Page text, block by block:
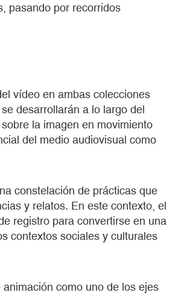
pasando por recorridos
vídeo en ambas colecciones
desarrollarán a lo largo del
la imagen en movimiento
del medio audiovisual como
constelación de prácticas que
y relatos. En este contexto, el
registro para convertirse en una
contextos sociales y culturales
como uno de los ejes